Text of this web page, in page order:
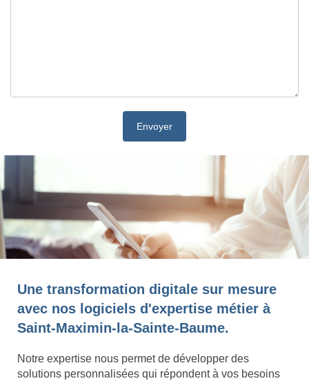
Une transformation digitale sur mesure
avec nos logiciels d'expertise métier à
Saint-Maximin-la-Sainte-Baume.
Notre expertise nous permet de développer des
solutions personnalisées qui répondent à vos besoins